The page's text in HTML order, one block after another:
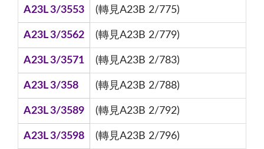
A23L 3/3553 (轉見A23B 2/775)
A23L 3/3562 (轉見A23B 2/779)
A23L 3/3571 (轉見A23B 2/783)
A23L 3/358 (轉見A23B 2/788)
A23L 3/3589 (轉見A23B 2/792)
A23L 3/3598 (轉見A23B 2/796)